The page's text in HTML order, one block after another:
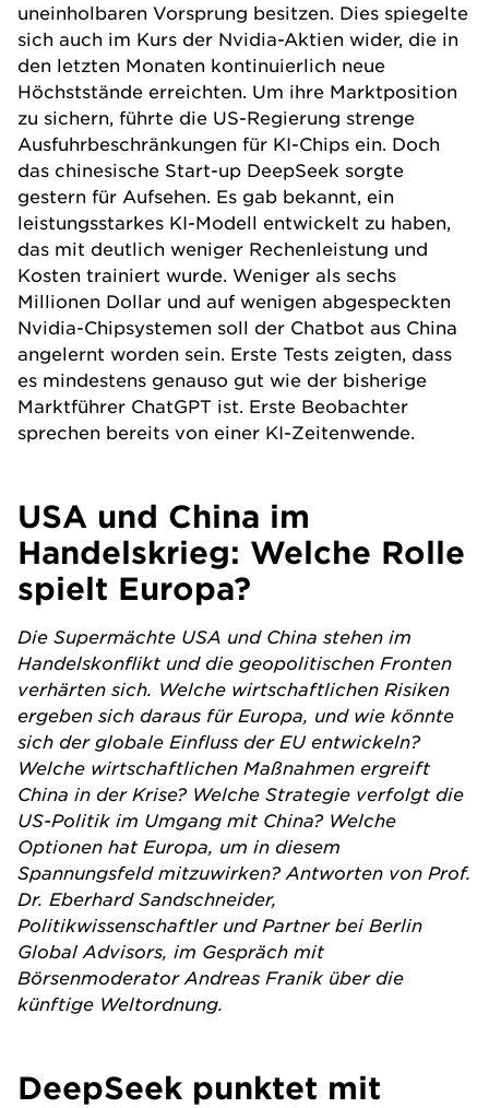
uneinholbaren Vorsprung besitzen. Dies spiegelte
sich auch im Kurs der Nvidia-Aktien wider, die in
den letzten Monaten kontinuierlich neue
Höchststände erreichten. Um ihre Marktposition
zu sichern, führte die US-Regierung strenge
Ausfuhrbeschränkungen für KI-Chips ein. Doch
das chinesische Start-up DeepSeek sorgte
gestern für Aufsehen. Es gab bekannt, ein
leistungsstarkes KI-Modell entwickelt zu haben,
das mit deutlich weniger Rechenleistung und
Kosten trainiert wurde. Weniger als sechs
Millionen Dollar und auf wenigen abgespeckten
Nvidia-Chipsystemen soll der Chatbot aus China
angelernt worden sein. Erste Tests zeigten, dass
es mindestens genauso gut wie der bisherige
Marktführer ChatGPT ist. Erste Beobachter
sprechen bereits von einer KI-Zeitenwende.
USA und China im
Handelskrieg: Welche Rolle
spielt Europa?
Die Supermächte USA und China stehen im
Handelskonflikt und die geopolitischen Fronten
verhärten sich. Welche wirtschaftlichen Risiken
ergeben sich daraus für Europa, und wie könnte
sich der globale Einfluss der EU entwickeln?
Welche wirtschaftlichen Maßnahmen ergreift
China in der Krise? Welche Strategie verfolgt die
US-Politik im Umgang mit China? Welche
Optionen hat Europa, um in diesem
Spannungsfeld mitzuwirken? Antworten von Prof.
Dr. Eberhard Sandschneider,
Politikwissenschaftler und Partner bei Berlin
Global Advisors, im Gespräch mit
Börsenmoderator Andreas Franik über die
künftige Weltordnung.
DeepSeek punktet mit